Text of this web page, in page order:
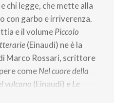
chi legge, che mette alla
con garbo e irriverenza.
e il volumePiccolo
(Einaudi) ne è la
Marco Rossari, scrittore
comeNel cuore della
vulcano (Einaudi) e Le